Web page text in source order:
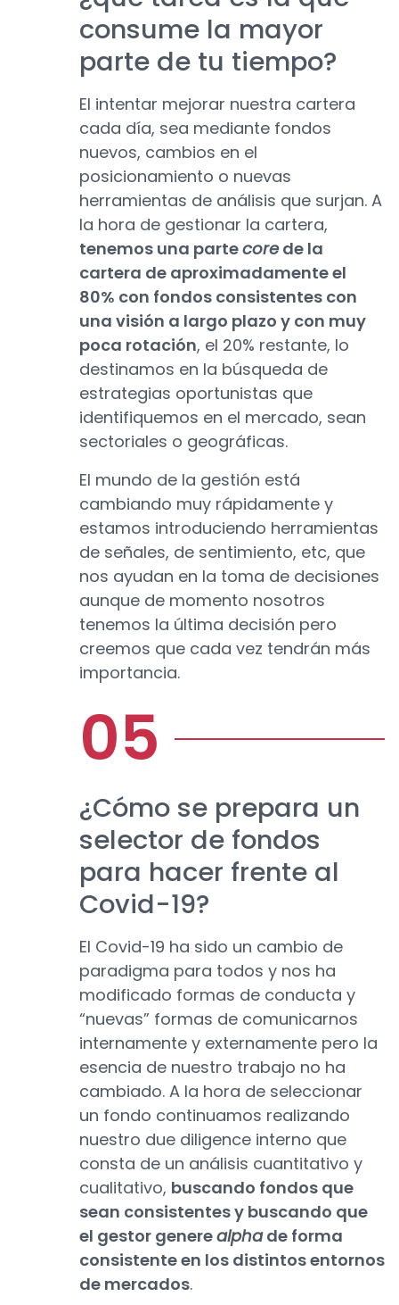
consume la mayor
parte de tu tiempo?
El intentar mejorar nuestra cartera
cada día, sea mediante fondos
nuevos, cambios en el
posicionamiento o nuevas
herramientas de análisis que surjan. A
la hora de gestionar la cartera,
tenemos una partecorede la
cartera de aproximadamente el
80% con fondos consistentes con
una visión a largo plazo y con muy
poca rotación, el 20% restante, lo
destinamos en la búsqueda de
estrategias oportunistas que
identifiquemos en el mercado, sean
sectoriales o geográficas.
El mundo de la gestión está
cambiando muy rápidamente y
estamos introduciendo herramientas
de señales, de sentimiento, etc, que
nos ayudan en la toma de decisiones
aunque de momento nosotros
tenemos la última decisión pero
creemos que cada vez tendrán más
importancia.
¿Cómo se prepara un
selector de fondos
para hacer frente al
Covid-19?
El Covid-19 ha sido un cambio de
paradigma para todos y nos ha
modificado formas de conducta y
“nuevas” formas de comunicarnos
internamente y externamente pero la
esencia de nuestro trabajo no ha
cambiado. A la hora de seleccionar
un fondo continuamos realizando
nuestro due diligence interno que
consta de un análisis cuantitativo y
cualitativo, buscando fondos que
sean consistentes y buscando que
el gestor generealphade forma
consistente en los distintos entornos
de mercados.